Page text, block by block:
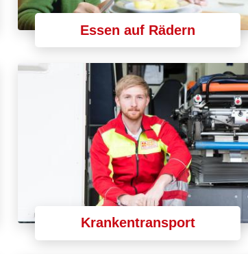
Essen auf Rädern
Krankentransport